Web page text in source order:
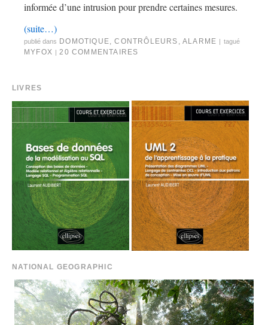
informée d’une intrusion pour prendre certaines mesures.
(suite…)
publié dans DOMOTIQUE,CONTRÔLEURS ,ALARME tagué
MYFOX 20 COMMENTAIRES
LIVRES
NATIONAL GEOGRAPHIC